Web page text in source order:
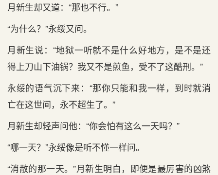
月新生却又道：“那也不行。”
“为什么？”永绥又问。
月新生说：“地狱一听就不是什么好地方，是不是还
得上刀山下油锅？我又不是煎鱼，受不了这酷刑。”
永绥的语气沉下来：“那你只能和我一样，到时就消
亡在这世间，永不超生了。”
月新生却轻声问他：“你会怕有这么一天吗？”
“哪一天？”永绥像是听不懂一样问。
“消散的那一天。”月新生明白，即便是最厉害的凶煞